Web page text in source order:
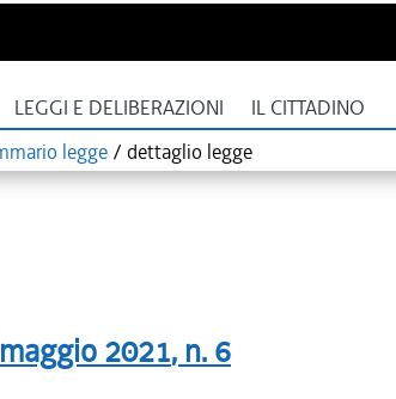
LEGGI E DELIBERAZIONI IL CITTADINO
legge / dettaglio legge
2021, n. 6